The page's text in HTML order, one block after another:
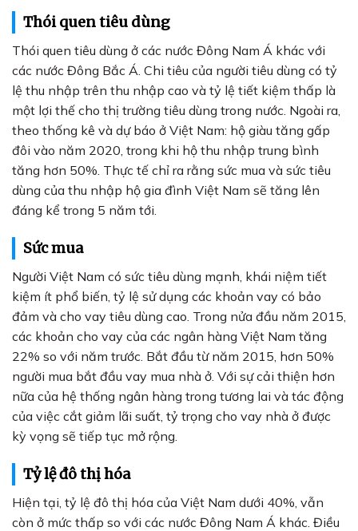
Thói quen tiêu dùng
Thói quen tiêu dùng ở các nước Đông Nam Á khác với
các nước Đông Bắc Á. Chi tiêu của người tiêu dùng có tỷ
lệ thu nhập trên thu nhập cao và tỷ lệ tiết kiệm thấp là
một lợi thế cho thị trường tiêu dùng trong nước. Ngoài ra,
theo thống kê và dự báo ở Việt Nam: hộ giàu tăng gấp
đôi vào năm 2020, trong khi hộ thu nhập trung bình
tăng hơn 50%. Thực tế chỉ ra rằng sức mua và sức tiêu
dùng của thu nhập hộ gia đình Việt Nam sẽ tăng lên
đáng kể trong 5 năm tới.
Sức mua
Người Việt Nam có sức tiêu dùng mạnh, khái niệm tiết
kiệm ít phổ biến, tỷ lệ sử dụng các khoản vay có bảo
đảm và cho vay tiêu dùng cao. Trong nửa đầu năm 2015,
các khoản cho vay của các ngân hàng Việt Nam tăng
22% so với năm trước. Bắt đầu từ năm 2015, hơn 50%
người mua bắt đầu vay mua nhà ở. Với sự cải thiện hơn
nữa của hệ thống ngân hàng trong tương lai và tác động
của việc cắt giảm lãi suất, tỷ trọng cho vay nhà ở được
kỳ vọng sẽ tiếp tục mở rộng.
Tỷ lệ đô thị hóa
Hiện tại, tỷ lệ đô thị hóa của Việt Nam dưới 40%, vẫn
còn ở mức thấp so với các nước Đông Nam Á khác. Điều